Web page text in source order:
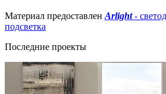
Материал предоставлен Arlight-
подсветка
Последние проекты